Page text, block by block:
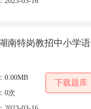
南特岗教招中小学语
0.00MB
0次
下载题库